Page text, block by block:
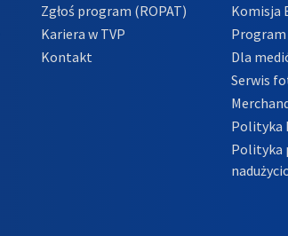
Zgłoś program (ROPAT)
Kariera w TVP
Kontakt
Komisja
Dla
Serwis
Polityka
Polityka